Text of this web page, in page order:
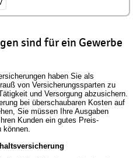
sind für ein Gewerbe
haben Sie als
von Versicherungssparten zu
und Versorgung abzusichern.
bei überschaubaren Kosten auf
Sie müssen Ihre Ausgaben
Kunden ein gutes Preis-
können.